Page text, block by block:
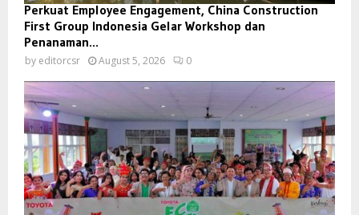
Perkuat Employee Engagement, China Construction
First Group Indonesia Gelar Workshop dan
Penanaman...
by editorcsr August 5, 2026 0